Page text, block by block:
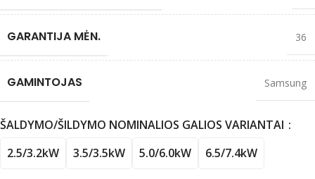
GARANTIJA MĖN. 36
GAMINTOJAS Samsung
ŠALDYMO/ŠILDYMO NOMINALIOS GALIOS VARIANTAI
2.5/3.2kW
3.5/3.5kW 5.0/6.0kW 6.5/7.4kW